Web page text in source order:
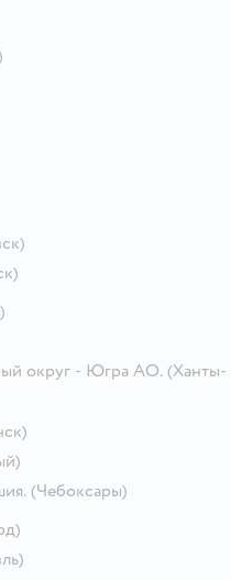
округ - Югра АО. (Ханты-
(Чебоксары)